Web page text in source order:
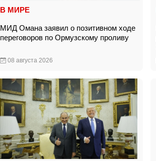
В МИРЕ
МИД Омана заявил о позитивном ходе
переговоров по Ормузскому проливу
08 августа 2026